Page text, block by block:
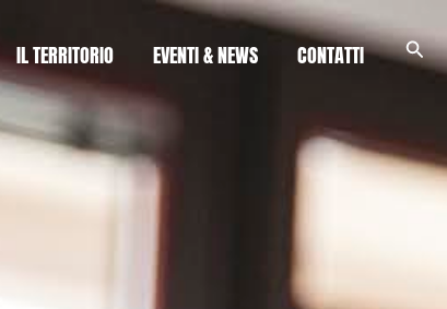
IL TERRITORIO EVENTI & NEWS CONTATTI